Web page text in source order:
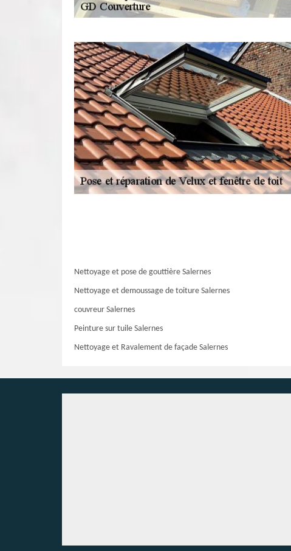
Nettoyage et pose de gouttière Salernes
Nettoyage et demoussage de toiture Salernes
couvreur Salernes
Peinture sur tuile Salernes
Nettoyage et Ravalement de façade Salernes